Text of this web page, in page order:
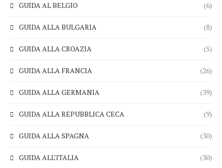
GUIDA AL BELGIO (6)
GUIDA ALLA BULGARIA (8)
GUIDA ALLA CROAZIA (5)
GUIDA ALLA FRANCIA (26)
GUIDA ALLA GERMANIA (39)
GUIDA ALLA REPUBBLICA CECA (9)
GUIDA ALLA SPAGNA (30)
GUIDA ALL’ITALIA (30)